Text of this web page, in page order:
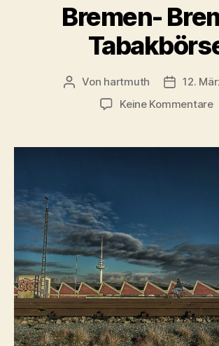
Bremen-
Beitragsautor
Von hartmuth
12.
Keine Kommentarezu